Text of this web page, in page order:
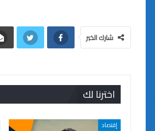
شارك الخبر
اخترنا لك
إقتصاد